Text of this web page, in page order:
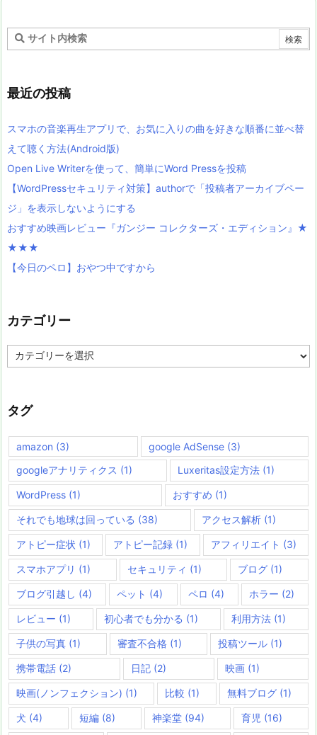
最近の投稿
スマホの音楽再生アプリで、お気に入りの曲を好きな順番に並べ替
えて聴く方法(Android版)
Open Live Writerを使って、簡単にWord Pressを投稿
【WordPressセキュリティ対策】authorで「投稿者アーカイブペー
ジ」を表示しないようにする
おすすめ映画レビュー『ガンジー コレクターズ・エディション』★
★★★
【今日のペロ】おやつ中ですから
カテゴリー
テ
ー
タグ
amazon (3) google AdSense(3)
googleアナリティクス (1) Luxeritas設定方法(1)
WordPress (1) おすすめ (1)
それでも地球は回っている (38) アクセス解析(1)
アトピー症状 (1) アトピー記録 (1) アフィリエイト (3)
スマホアプリ (1) セキュリティ (1) ブログ (1)
ブログ引越し (4) ペット (4) ペロ (4) ホラー (2)
レビュー (1) 初心者でも分かる (1) 利用方法 (1)
子供の写真 (1) 審査不合格(1) 投稿ツール (1)
携帯電話 (2) 日記(2) 映画 (1)
映画(ノンフェクション) (1) 比較 (1) 無料ブログ (1)
犬 (4) 短編 (8) 神楽堂 (94) 育児 (16)